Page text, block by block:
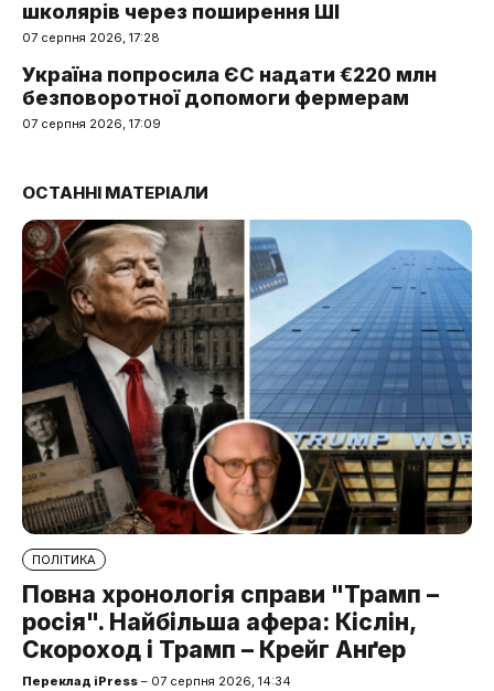
школярів через поширення ШІ
07 серпня 2026, 17:28
Україна попросила ЄС надати €220 млн
безповоротної допомоги фермерам
07 серпня 2026, 17:09
ОСТАННІ МАТЕРІАЛИ
ПОЛІТИКА
Повна хронологія справи "Трамп –
росія". Найбільша афера: Кіслін,
Скороход і Трамп – Крейг Анґер
Переклад iPress – 07 серпня 2026, 14:34